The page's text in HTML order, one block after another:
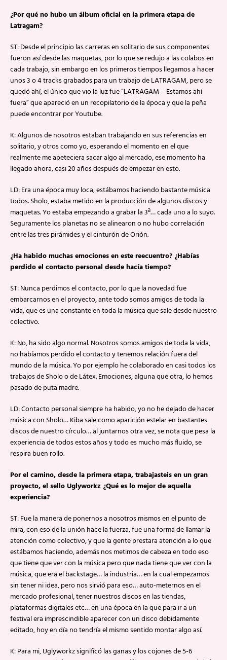
¿Por qué no hubo un álbum oficial en la primera etapa de
Latragam?
ST: Desde el principio las carreras en solitario de sus componentes
fueron así desde las maquetas, por lo que se redujo a las colabos en
cada trabajo, sin embargo en los primeros tiempos llegamos a hacer
unos 3 o 4 tracks grabados para un trabajo de LATRAGAM, pero se
quedó ahí, el único que vio la luz fue “LATRAGAM – Estamos ahí
fuera” que apareció en un recopilatorio de la época y que la peña
puede encontrar por Youtube.
K: Algunos de nosotros estaban trabajando en sus referencias en
solitario, y otros como yo, esperando el momento en el que
realmente me apeteciera sacar algo al mercado, ese momento ha
llegado ahora, casi 20 años después de empezar en esto.
LD: Era una época muy loca, estábamos haciendo bastante música
todos. Sholo, estaba metido en la producción de algunos discos y
maquetas. Yo estaba empezando a grabar la 3ª… cada uno a lo suyo.
Seguramente los planetas no se alinearon o no hubo correlación
entre las tres pirámides y el cinturón de Orión.
¿Ha habido muchas emociones en este reecuentro? ¿Habías
perdido el contacto personal desde hacía tiempo?
ST: Nunca perdimos el contacto, por lo que la novedad fue
embarcarnos en el proyecto, ante todo somos amigos de toda la
vida, que es una constante en toda la música que sale desde nuestro
colectivo.
K: No, ha sido algo normal. Nosotros somos amigos de toda la vida,
no habíamos perdido el contacto y tenemos relación fuera del
mundo de la música. Yo por ejemplo he colaborado en casi todos los
trabajos de Sholo o de Látex. Emociones, alguna que otra, lo hemos
pasado de puta madre.
LD: Contacto personal siempre ha habido, yo no he dejado de hacer
música con Sholo… Kiba sale como aparición estelar en bastantes
discos de nuestro círculo… al juntarnos otra vez, se nota que pesa la
experiencia de todos estos años y todo es mucho más fluido, se
respira buen rollo.
Por el camino, desde la primera etapa, trabajasteis en un gran
proyecto, el sello Uglyworkz ¿Qué es lo mejor de aquella
experiencia?
ST: Fue la manera de ponernos a nosotros mismos en el punto de
mira, con eso de la unión hace la fuerza, fue una forma de llamar la
atención como colectivo, y que la gente prestara atención a lo que
estábamos haciendo, además nos metimos de cabeza en todo eso
que tiene que ver con la música pero que nada tiene que ver con la
música, que era el backstage… la industria… en la cual empezamos
sin tener ni idea, pero nos sirvió para eso… auto-meternos en el
mercado profesional, tener nuestros discos en las tiendas,
plataformas digitales etc… en una época en la que para ir a un
festival era imprescindible aparecer con un disco debidamente
editado, hoy en día no tendría el mismo sentido montar algo así.
K: Para mi, Uglyworkz significó las ganas y los cojones de 5-6